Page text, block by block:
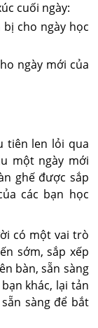
cuối ngày:
cho ngày học
ngày mới của
tiên len lỏi qua
một ngày mới
ghế được sắp
các bạn học
có một vai trò
sớm, sắp xếp
bàn, sẵn sàng
khác, lại tản
sàng để bắt